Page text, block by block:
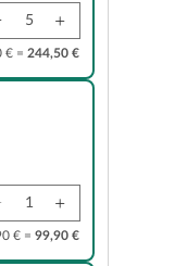
€ = 244,50 €
€ = 99,90 €